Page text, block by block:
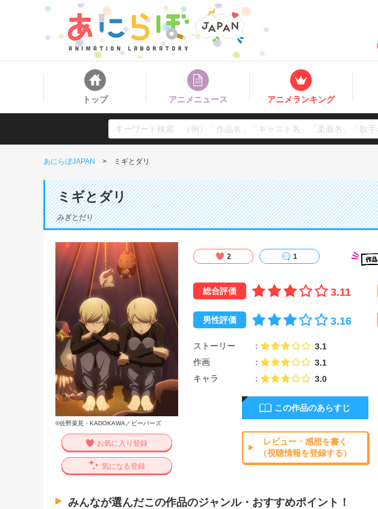
トップ アニメニュース アニメランキング
あにらぼJAPAN ミギとダリ
ミギとダリ
みぎとだり
©佐野菜見・KADOKAWA／ビーバーズ
お気に入り登録
気になる登録
2 1
総合評価 3.11
男性評価 3.16
ストーリー 3.1
作画
3.1
キャラ
3.0
この作品のあらすじ
レビュー・感想を書く
（視聴情報を登録する）
みんなが選んだこの作品のジャンル・おすすめポイント！